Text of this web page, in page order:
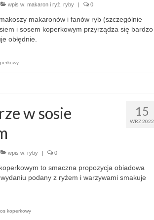
wpis w: makaron i ryż ryby | 0
makaronów i fanów ryb (szczególnie
i sosem koperkowym przyrządza się bardzo
obłędnie.
15
WRZ 2022
w sosie
wpis w: ryby | 0
to smaczna propozycja obiadowa
podany z ryżem i warzywami smakuje
koperkowy